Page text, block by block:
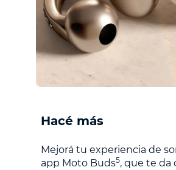
Hacé más
Mejorá tu experiencia de
app Moto Buds5, que te da